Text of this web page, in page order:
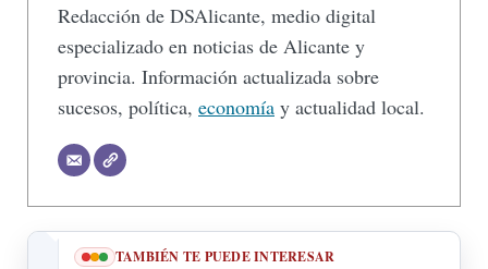
Redacción de DSAlicante, medio digital
especializado en noticias de Alicante y
provincia. Información actualizada sobre
sucesos, política, economía y actualidad local.
TAMBIÉN TE PUEDE INTERESAR